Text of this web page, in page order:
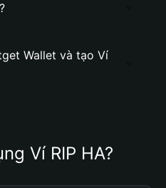
Wallet và tạo Ví
Ví RIP HA?